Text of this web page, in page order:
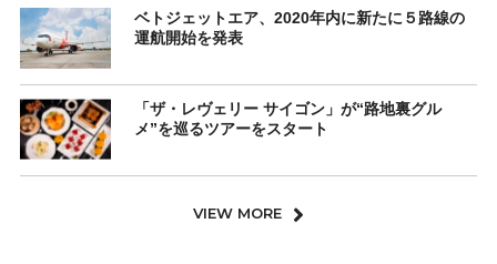
ベトジェットエア、2020年内に新たに５路線の
運航開始を発表
「ザ・レヴェリー サイゴン」が“路地裏グル
メ”を巡るツアーをスタート
VIEW MORE